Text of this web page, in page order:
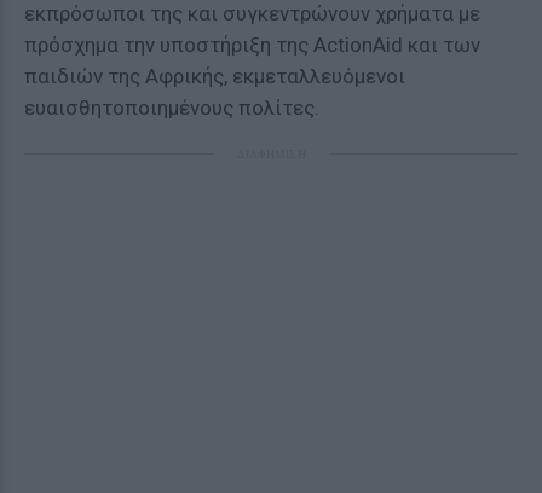
εκπρόσωποι της και συγκεντρώνουν χρήματα με
πρόσχημα την υποστήριξη της ActionAid και των
παιδιών της Αφρικής, εκμεταλλευόμενοι
ευαισθητοποιημένους πολίτες.